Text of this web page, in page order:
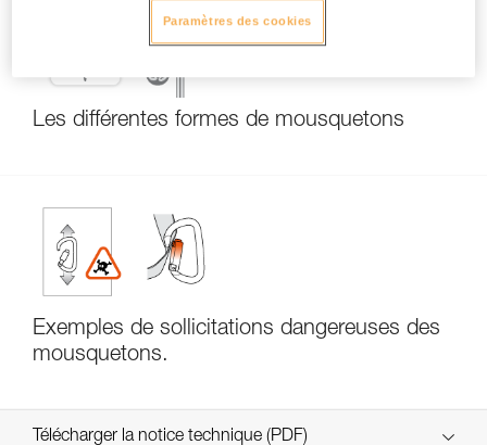
Les différentes formes de mousquetons
Exemples de sollicitations dangereuses des
mousquetons.
Télécharger la notice technique (PDF)
Paramètres des cookies